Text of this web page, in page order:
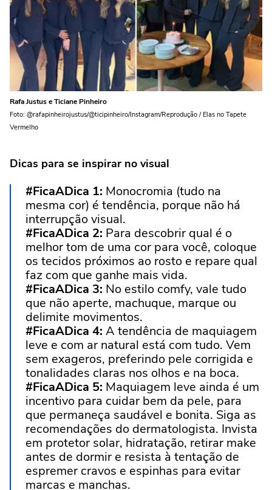
Rafa Justus e Ticiane Pinheiro
Foto: @rafapinheirojustus/@ticipinheiro/Instagram/Reprodução / Elas no Tapete
Vermelho
Dicas para se inspirar no visual
#FicaADica 1: Monocromia (tudo na
mesma cor) é tendência, porque não há
interrupção visual.
#FicaADica 2: Para descobrir qual é o
melhor tom de uma cor para você, coloque
os tecidos próximos ao rosto e repare qual
faz com que ganhe mais vida.
#FicaADica 3: No estilo comfy, vale tudo
que não aperte, machuque, marque ou
delimite movimentos.
#FicaADica 4: A tendência de maquiagem
leve e com ar natural está com tudo. Vem
sem exageros, preferindo pele corrigida e
tonalidades claras nos olhos e na boca.
#FicaADica 5: Maquiagem leve ainda é um
incentivo para cuidar bem da pele, para
que permaneça saudável e bonita. Siga as
recomendações do dermatologista. Invista
em protetor solar, hidratação, retirar make
antes de dormir e resista à tentação de
espremer cravos e espinhas para evitar
marcas e manchas.